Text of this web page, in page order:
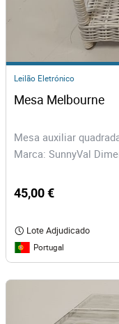
Leilão Eletrónico
Mesa Melbourne
Mesa auxiliar
Marca: SunnyVal
45,00 €
Lote Adjudicado
Portugal